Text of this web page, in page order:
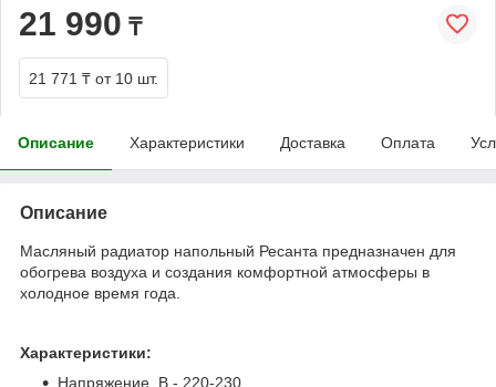
21 990 ₸
21 771 ₸ от 10 шт.
Описание Характеристики Доставка Оплата
Описание
Масляный радиатор напольный Ресанта предназначен для
обогрева воздуха и создания комфортной атмосферы в
холодное время года.
Характеристики:
Напряжение, В - 220-230.